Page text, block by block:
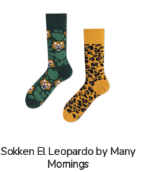
Sokken El Leopardo by Many
Mornings